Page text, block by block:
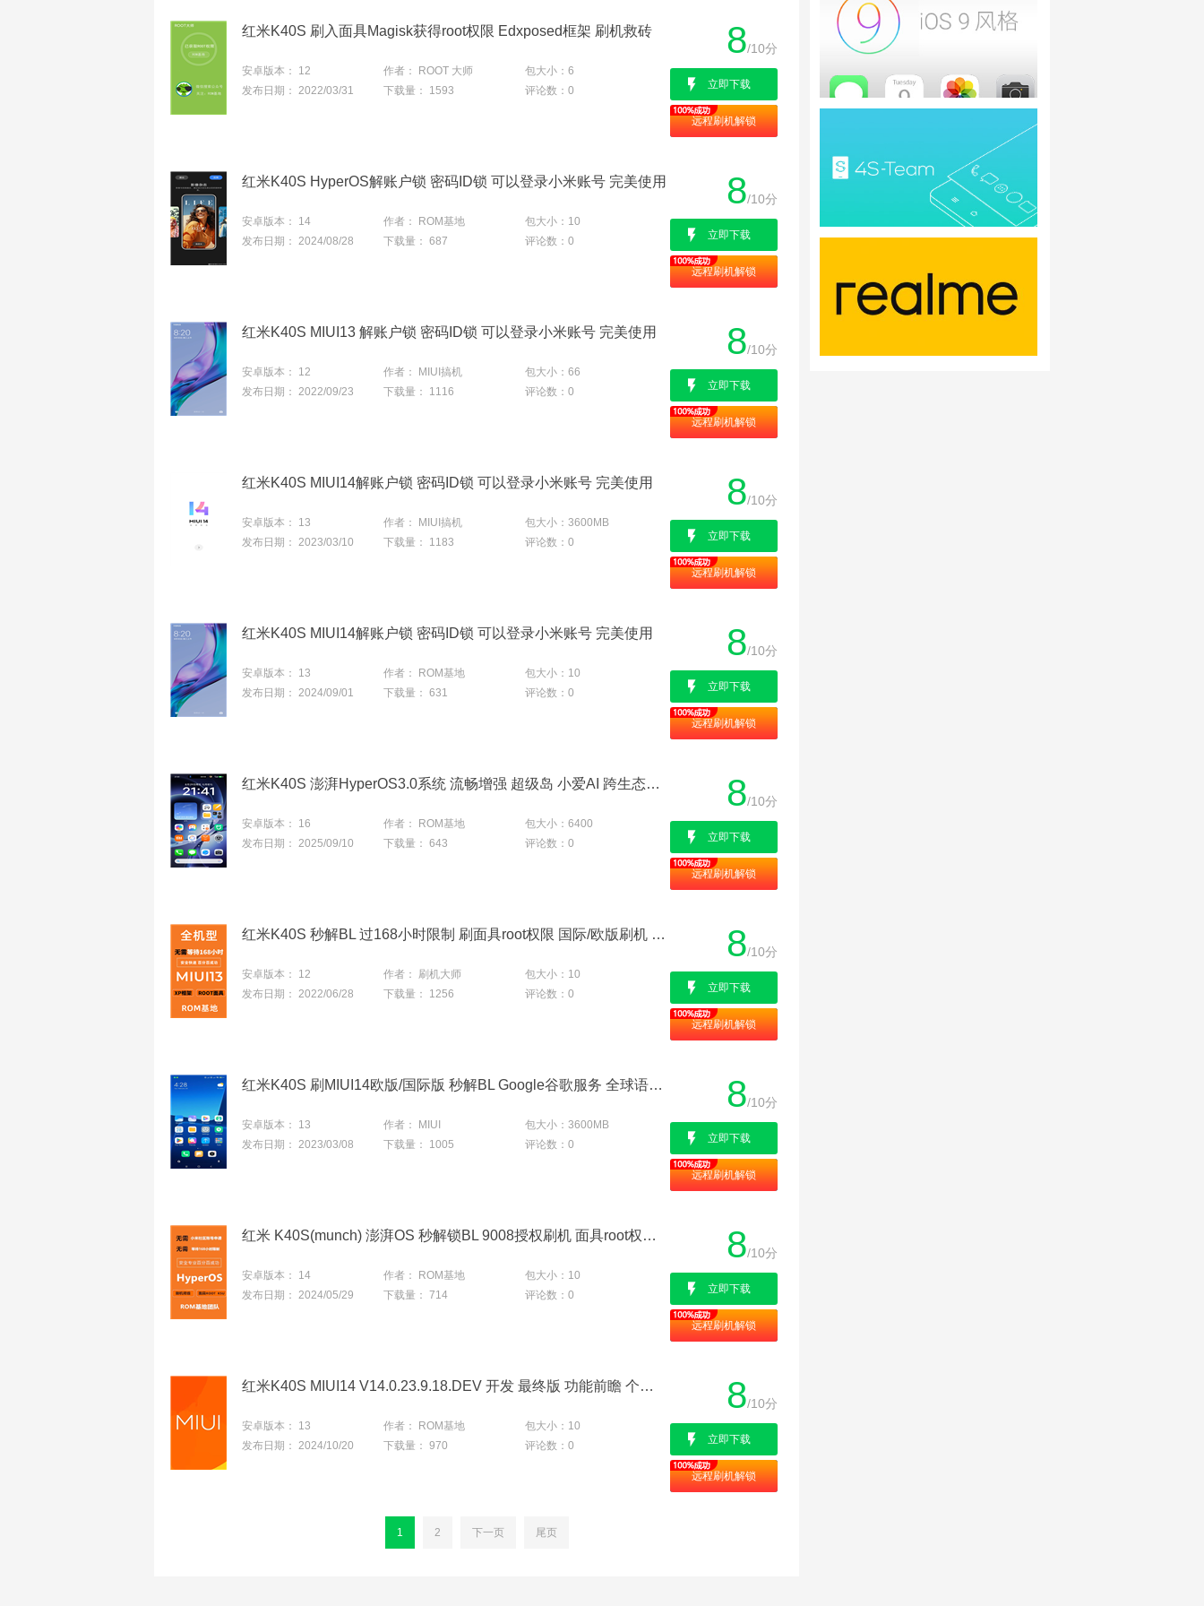
红米K40S 刷入面具Magisk获得root权限 Edxposed框架 刷机救砖
安卓版本： 12 作者： ROOT 大师 包大小： 6
发布日期： 2022/03/31 下载量： 1593 评论数： 0
8/10分
立即下载
远程刷机解锁
红米K40S HyperOS解账户锁 密码ID锁 可以登录小米账号 完美使用
安卓版本： 14 作者： ROM基地 包大小： 10
发布日期： 2024/08/28 下载量： 687 评论数： 0
8/10分
立即下载
远程刷机解锁
红米K40S MIUI13 解账户锁 密码ID锁 可以登录小米账号 完美使用
安卓版本： 12 作者： MIUI搞机 包大小： 66
发布日期： 2022/09/23 下载量： 1116 评论数： 0
8/10分
立即下载
远程刷机解锁
红米K40S MIUI14解账户锁 密码ID锁 可以登录小米账号 完美使用
安卓版本： 13 作者： MIUI搞机 包大小： 3600MB
发布日期： 2023/03/10 下载量： 1183 评论数： 0
8/10分
立即下载
远程刷机解锁
红米K40S MIUI14解账户锁 密码ID锁 可以登录小米账号 完美使用
安卓版本： 13 作者： ROM基地 包大小： 10
发布日期： 2024/09/01 下载量： 631 评论数： 0
8/10分
立即下载
远程刷机解锁
红米K40S 澎湃HyperOS3.0系统 流畅增强 超级岛 小爱AI 跨生态互联
安卓版本： 16 作者： ROM基地 包大小： 6400
发布日期： 2025/09/10 下载量： 643 评论数： 0
8/10分
立即下载
远程刷机解锁
红米K40S 秒解BL 过168小时限制 刷面具root权限 国际/欧版刷机 救砖降级
安卓版本： 12 作者： 刷机大师 包大小： 10
发布日期： 2022/06/28 下载量： 1256 评论数： 0
8/10分
立即下载
远程刷机解锁
红米K40S 刷MIUI14欧版/国际版 秒解BL Google谷歌服务 全球语言 干净流畅
安卓版本： 13 作者： MIUI 包大小： 3600MB
发布日期： 2023/03/08 下载量： 1005 评论数： 0
8/10分
立即下载
远程刷机解锁
红米 K40S(munch) 澎湃OS 秒解锁BL 9008授权刷机 面具root权限 刷国际/欧版 降级出厂
安卓版本： 14 作者： ROM基地 包大小： 10
发布日期： 2024/05/29 下载量： 714 评论数： 0
8/10分
立即下载
远程刷机解锁
红米K40S MIUI14 V14.0.23.9.18.DEV 开发 最终版 功能前瞻 个性定制 原汁原味 快如闪电
安卓版本： 13 作者： ROM基地 包大小： 10
发布日期： 2024/10/20 下载量： 970 评论数： 0
8/10分
立即下载
远程刷机解锁
1 2 下一页 尾页